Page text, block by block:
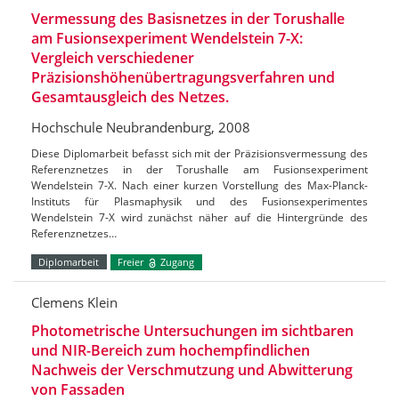
Vermessung des Basisnetzes in der Torushalle
am Fusionsexperiment Wendelstein 7-X:
Vergleich verschiedener
Präzisionshöhenübertragungsverfahren und
Gesamtausgleich des Netzes.
Hochschule Neubrandenburg, 2008
Diese Diplomarbeit befasst sich mit der Präzisionsvermessung des
Referenznetzes in der Torushalle am Fusionsexperiment
Wendelstein 7-X. Nach einer kurzen Vorstellung des Max-Planck-
Instituts für Plasmaphysik und des Fusionsexperimentes
Wendelstein 7-X wird zunächst näher auf die Hintergründe des
Referenznetzes…
Diplomarbeit Freier Zugang
Clemens Klein
Photometrische Untersuchungen im sichtbaren
und NIR-Bereich zum hochempfindlichen
Nachweis der Verschmutzung und Abwitterung
von Fassaden